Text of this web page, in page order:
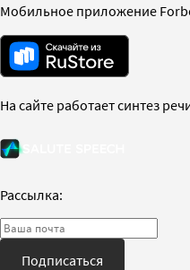
Мобильное приложение
На сайте работает синтез
Рассылка:
Подписаться